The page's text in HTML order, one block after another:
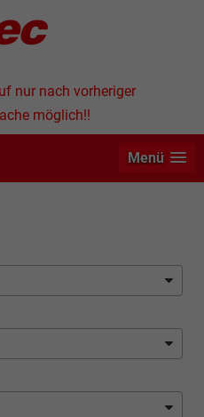
nur nach vorheriger
möglich!!
Menü